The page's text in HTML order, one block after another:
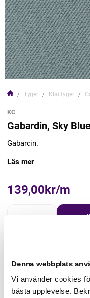
Denna webbplats
Vi använder cookies
bästa upplevelse.
Tyger Klädtyger
KC
Gabardin, Sky
Gabardin.
Läs mer
139,00kr/m
Lägg
välj sedan